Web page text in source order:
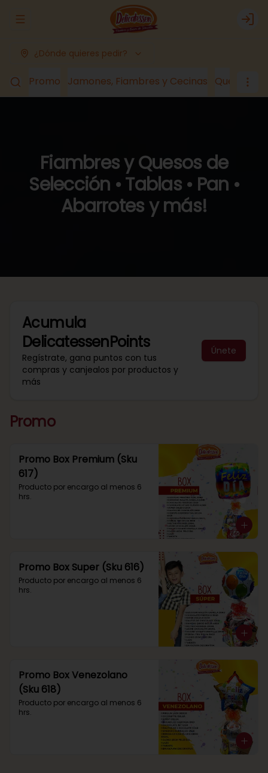
Abrir menu de navegación Login
¿Dónde quieres pedir?
Promo Jamones, Fiambres y Cecinas Quesos
Fiambres y Quesos de
Selección • Tablas • Pan •
Abarrotes y más!
Acumula
DelicatessenPoints
Regístrate, gana puntos con tus
compras y canjealos por productos y
más
Únete
Promo
Promo Box Premium (Sku
617)
Producto por encargo al menos 6
hrs.
Promo Box Super (Sku 616)
Producto por encargo al menos 6
hrs.
Promo Box Venezolano
(Sku 618)
Producto por encargo al menos 6
hrs.